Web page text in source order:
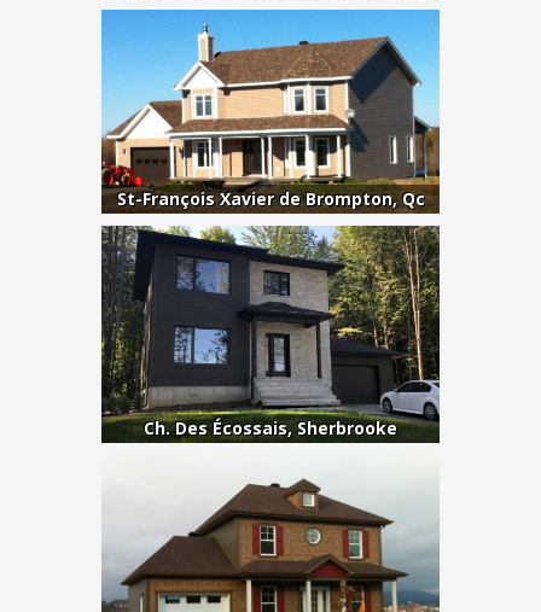
St-François Xavier de Brompton, Qc
Ch. Des Écossais, Sherbrooke